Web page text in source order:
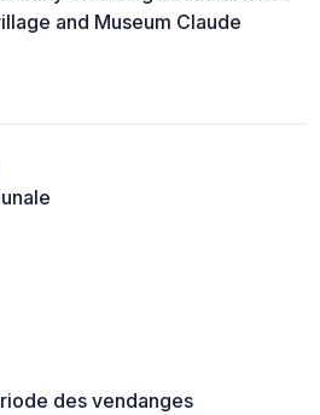
and Museum Claude
des vendanges